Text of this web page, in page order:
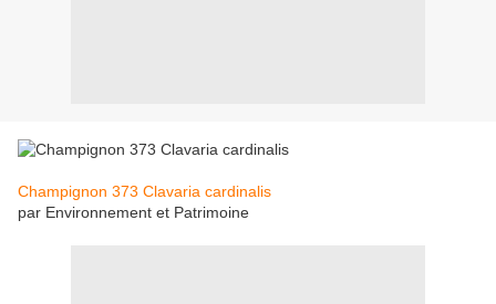
Champignon 373 Clavaria cardinalis
par Environnement et Patrimoine